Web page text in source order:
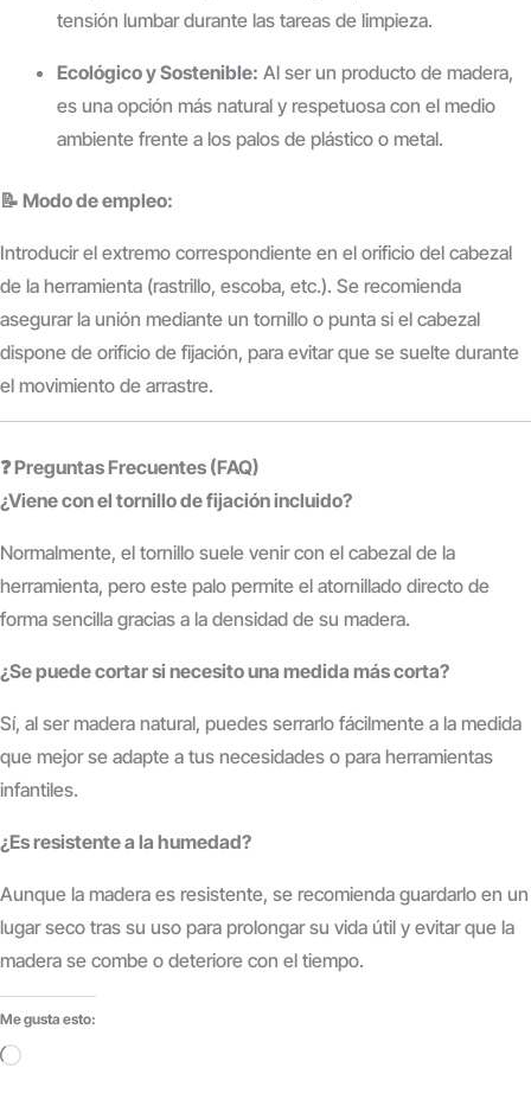
tensión lumbar durante las tareas de limpieza.
Ecológico y Sostenible: Al ser un producto de madera,
es una opción más natural y respetuosa con el medio
ambiente frente a los palos de plástico o metal.
📝 Modo de empleo:
Introducir el extremo correspondiente en el orificio del cabezal
de la herramienta (rastrillo, escoba, etc.). Se recomienda
asegurar la unión mediante un tornillo o punta si el cabezal
dispone de orificio de fijación, para evitar que se suelte durante
el movimiento de arrastre.
❓ Preguntas Frecuentes (FAQ)
¿Viene con el tornillo de fijación incluido?
Normalmente, el tornillo suele venir con el cabezal de la
herramienta, pero este palo permite el atornillado directo de
forma sencilla gracias a la densidad de su madera.
¿Se puede cortar si necesito una medida más corta?
Sí, al ser madera natural, puedes serrarlo fácilmente a la medida
que mejor se adapte a tus necesidades o para herramientas
infantiles.
¿Es resistente a la humedad?
Aunque la madera es resistente, se recomienda guardarlo en un
lugar seco tras su uso para prolongar su vida útil y evitar que la
madera se combe o deteriore con el tiempo.
Me gusta esto:
Cargando...